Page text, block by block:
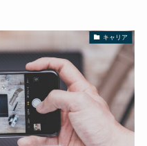
キャリア